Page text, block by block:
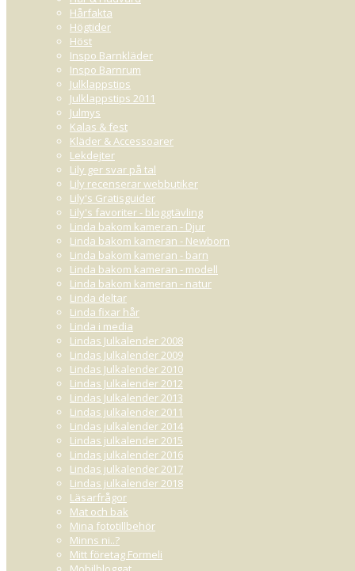
Hårfakta
Högtider
Höst
Inspo Barnkläder
Inspo Barnrum
Julklappstips
Julklappstips 2011
Julmys
Kalas & fest
Kläder & Accessoarer
Lekdejter
Lily ger svar på tal
Lily recenserar webbutiker
Lily's Gratisguider
Lily's favoriter - bloggtävling
Linda bakom kameran - Djur
Linda bakom kameran - Newborn
Linda bakom kameran - barn
Linda bakom kameran - modell
Linda bakom kameran - natur
Linda deltar
Linda fixar hår
Linda i media
Lindas Julkalender 2008
Lindas Julkalender 2009
Lindas Julkalender 2010
Lindas Julkalender 2012
Lindas Julkalender 2013
Lindas julkalender 2011
Lindas julkalender 2014
Lindas julkalender 2015
Lindas julkalender 2016
Lindas julkalender 2017
Lindas julkalender 2018
Läsarfrågor
Mat och bak
Mina fototillbehör
Minns ni..?
Mitt företag Formeli